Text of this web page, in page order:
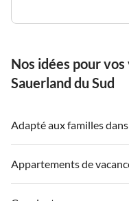
Nos idées pour
Sauerland du Sud
Adapté aux familles